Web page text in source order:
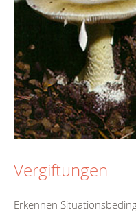
Vergiftungen
Erkennen